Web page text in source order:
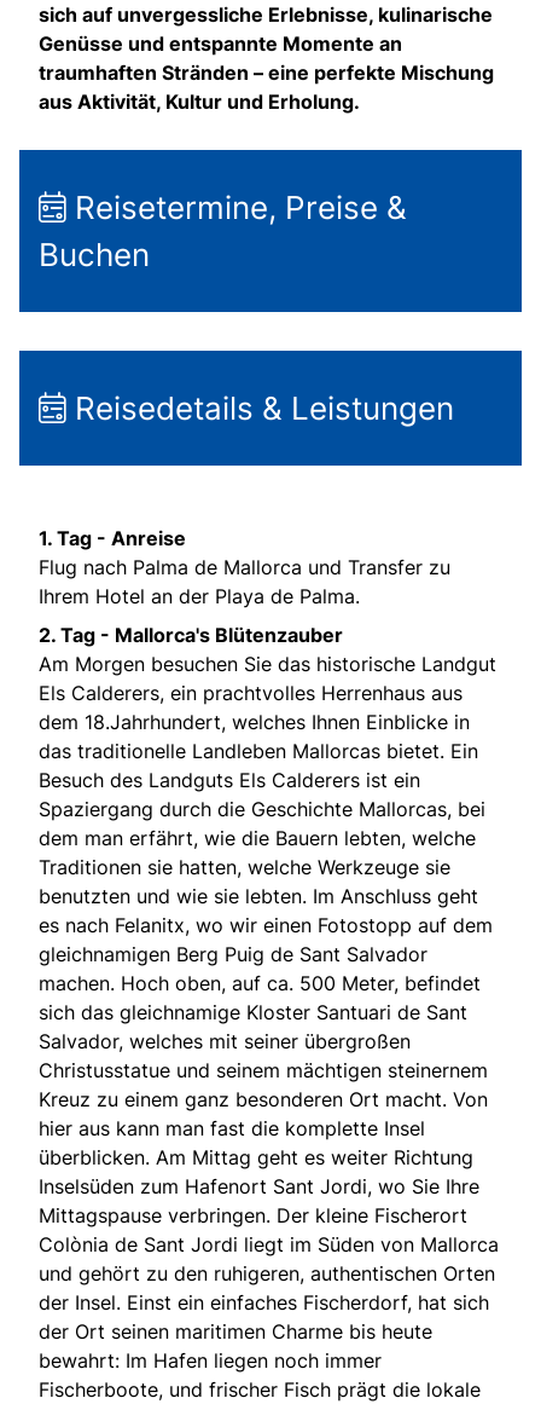
sich auf unvergessliche Erlebnisse, kulinarische
Genüsse und entspannte Momente an
traumhaften Stränden – eine perfekte Mischung
aus Aktivität, Kultur und Erholung.
Reisetermine, Preise &
Buchen
Reisedetails & Leistungen
1. Tag - Anreise
Flug nach Palma de Mallorca und Transfer zu
Ihrem Hotel an der Playa de Palma.
2. Tag - Mallorca's Blütenzauber
Am Morgen besuchen Sie das historische Landgut
Els Calderers, ein prachtvolles Herrenhaus aus
dem 18.Jahrhundert, welches Ihnen Einblicke in
das traditionelle Landleben Mallorcas bietet. Ein
Besuch des Landguts Els Calderers ist ein
Spaziergang durch die Geschichte Mallorcas, bei
dem man erfährt, wie die Bauern lebten, welche
Traditionen sie hatten, welche Werkzeuge sie
benutzten und wie sie lebten. Im Anschluss geht
es nach Felanitx, wo wir einen Fotostopp auf dem
gleichnamigen Berg Puig de Sant Salvador
machen. Hoch oben, auf ca. 500 Meter, befindet
sich das gleichnamige Kloster Santuari de Sant
Salvador, welches mit seiner übergroßen
Christusstatue und seinem mächtigen steinernem
Kreuz zu einem ganz besonderen Ort macht. Von
hier aus kann man fast die komplette Insel
überblicken. Am Mittag geht es weiter Richtung
Inselsüden zum Hafenort Sant Jordi, wo Sie Ihre
Mittagspause verbringen. Der kleine Fischerort
Colònia de Sant Jordi liegt im Süden von Mallorca
und gehört zu den ruhigeren, authentischen Orten
der Insel. Einst ein einfaches Fischerdorf, hat sich
der Ort seinen maritimen Charme bis heute
bewahrt: Im Hafen liegen noch immer
Fischerboote, und frischer Fisch prägt die lokale